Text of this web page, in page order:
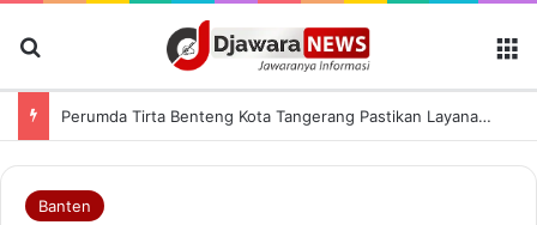
Perumda Tirta Benteng Kota Tangerang Pastikan Layanan Air Bersih Tetap Lancar saat Kemarau
Banten